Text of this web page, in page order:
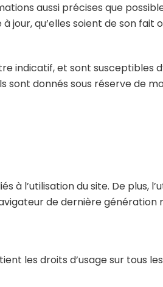
aussi précises que
jour, qu’elles soient de son fait
indicatif, et sont susceptibles
sont donnés sous réserve de
l’utilisation du site. De plus,
de dernière génération
les droits d’usage sur tous